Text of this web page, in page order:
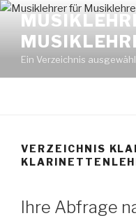
Zum
Inhalt
springen
Ein Verzeichnis
VERZEICHNIS
Ihre Abfrage